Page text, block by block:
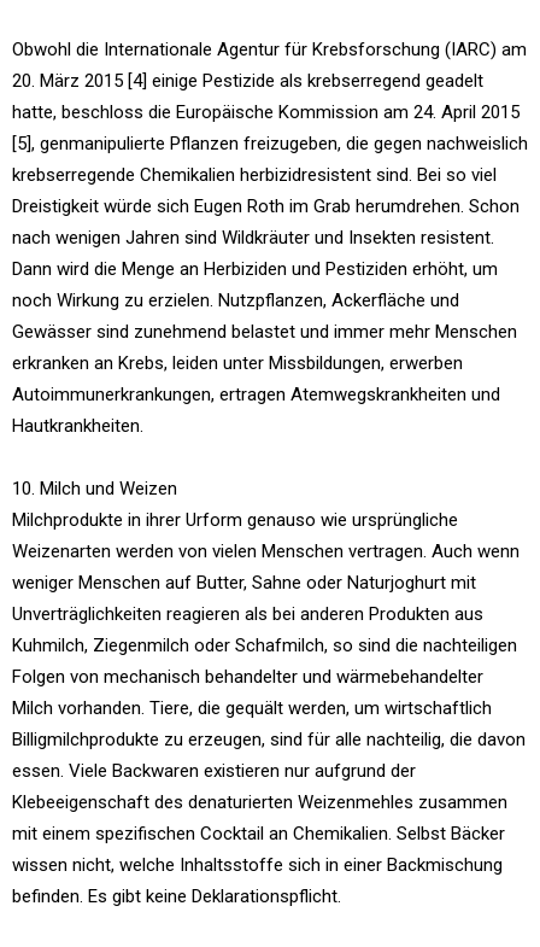
Obwohl die Internationale Agentur für Krebsforschung (IARC) am
20. März 2015 [4] einige Pestizide als krebserregend geadelt
hatte, beschloss die Europäische Kommission am 24. April 2015
[5], genmanipulierte Pflanzen freizugeben, die gegen nachweislich
krebserregende Chemikalien herbizidresistent sind. Bei so viel
Dreistigkeit würde sich Eugen Roth im Grab herumdrehen. Schon
nach wenigen Jahren sind Wildkräuter und Insekten resistent.
Dann wird die Menge an Herbiziden und Pestiziden erhöht, um
noch Wirkung zu erzielen. Nutzpflanzen, Ackerfläche und
Gewässer sind zunehmend belastet und immer mehr Menschen
erkranken an Krebs, leiden unter Missbildungen, erwerben
Autoimmunerkrankungen, ertragen Atemwegskrankheiten und
Hautkrankheiten.
10. Milch und Weizen
Milchprodukte in ihrer Urform genauso wie ursprüngliche
Weizenarten werden von vielen Menschen vertragen. Auch wenn
weniger Menschen auf Butter, Sahne oder Naturjoghurt mit
Unverträglichkeiten reagieren als bei anderen Produkten aus
Kuhmilch, Ziegenmilch oder Schafmilch, so sind die nachteiligen
Folgen von mechanisch behandelter und wärmebehandelter
Milch vorhanden. Tiere, die gequält werden, um wirtschaftlich
Billigmilchprodukte zu erzeugen, sind für alle nachteilig, die davon
essen. Viele Backwaren existieren nur aufgrund der
Klebeeigenschaft des denaturierten Weizenmehles zusammen
mit einem spezifischen Cocktail an Chemikalien. Selbst Bäcker
wissen nicht, welche Inhaltsstoffe sich in einer Backmischung
befinden. Es gibt keine Deklarationspflicht.